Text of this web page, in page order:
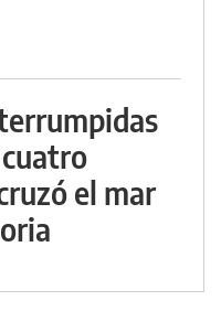
el mar